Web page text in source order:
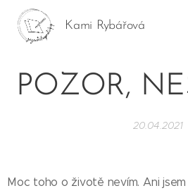
Kami Rybářová
POZOR,
20.04.2021
Moc toho o životě nevím. Ani